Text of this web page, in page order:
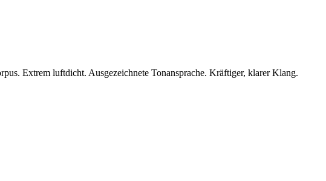
Extrem luftdicht. Ausgezeichnete Tonansprache. Kräftiger, klarer Klang.